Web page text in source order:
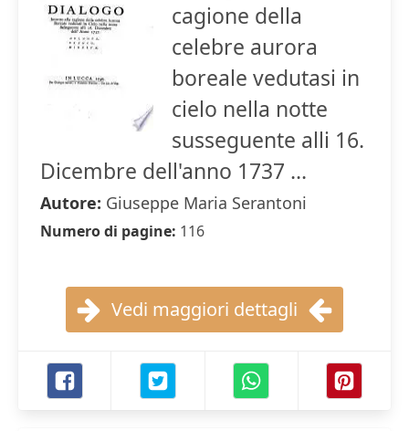
cagione della
celebre aurora
boreale vedutasi in
cielo nella notte
susseguente alli 16.
Dicembre dell'anno 1737 ...
Autore: Giuseppe Maria Serantoni
Numero di pagine: 116
Vedi maggiori dettagli